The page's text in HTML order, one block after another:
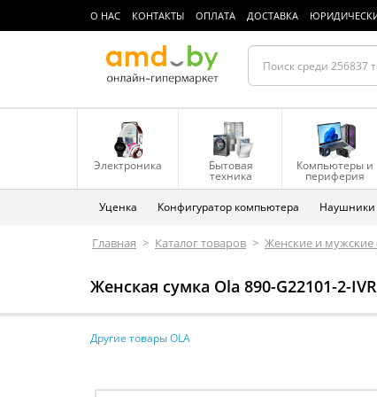
О НАС КОНТАКТЫ ОПЛАТА ДОСТАВКА
Электроника Бытовая
техника
Компьютеры и
периферия
Уценка Конфигуратор компьютера Наушники
Главная > Каталог товаров > Женские и мужские
Женская сумка Ola 890-G22101-2-
Другие товары OLA